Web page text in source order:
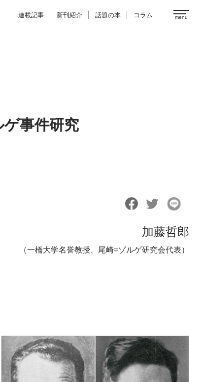
連載記事 新刊紹介 話題の本 コラム
事件研究
加藤哲郎
（一橋大学名誉教授、尾崎=ゾルゲ研究会代表）